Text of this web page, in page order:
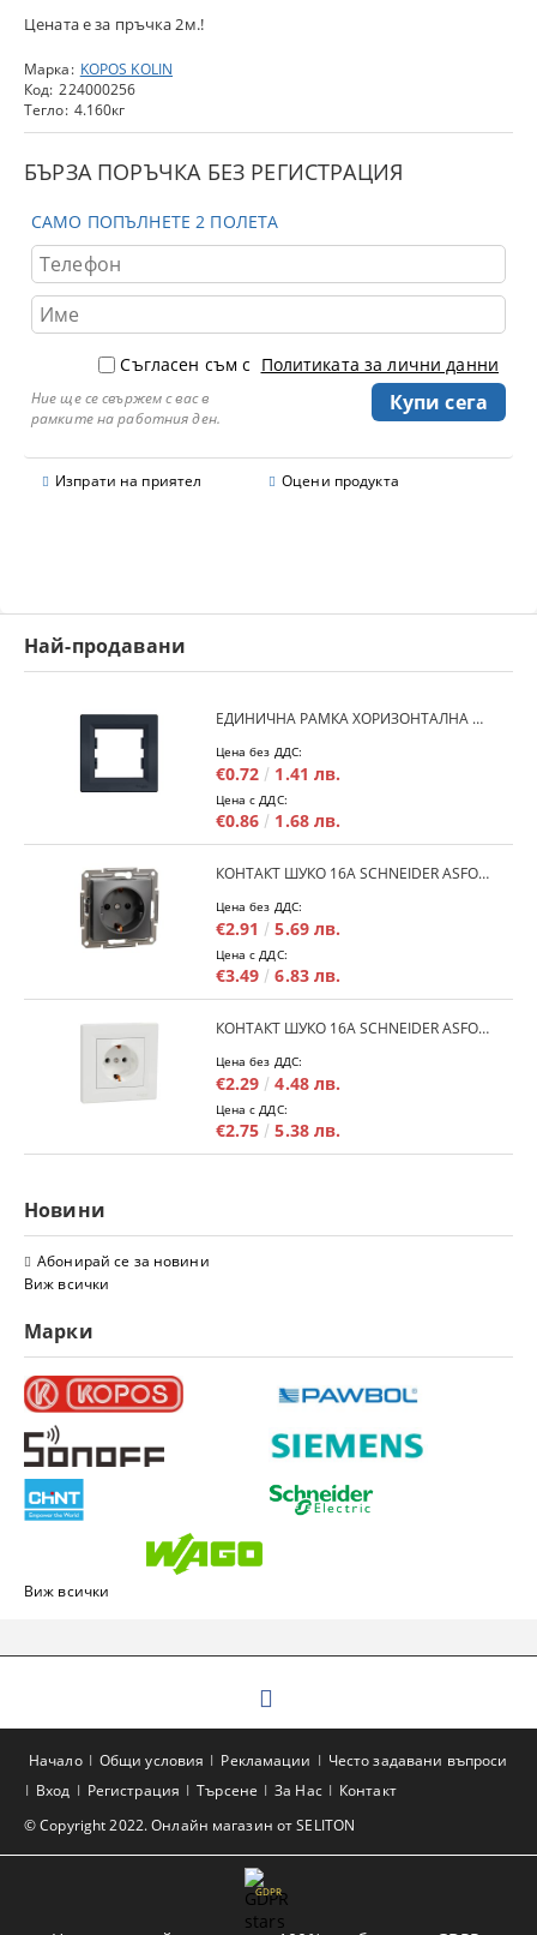
Цената е за пръчка 2м.!
Марка: KOPOS KOLIN
Код: 224000256
Тегло: 4.160кг
БЪРЗА ПОРЪЧКА БЕЗ РЕГИСТРАЦИЯ
САМО ПОПЪЛНЕТЕ 2 ПОЛЕТА
Съгласен съм с Политиката за лични данни
Ние ще се свържем с вас в
рамките на работния ден.
Изпрати на приятел Оцени продукта
Най-продавани
ЕДИНИЧНА РАМКА ХОРИЗОНТАЛНА SCHNEIDER ASFORA EPH5800171 - АНТРАЦИТ
Цена без ДДС:
€0.72 1.41 лв.
Цена с ДДС:
€0.86 1.68 лв.
КОНТАКТ ШУКО 16A SCHNEIDER ASFORA EPH2900171 - АНРАЦИТ
Цена без ДДС:
€2.91 5.69 лв.
Цена с ДДС:
€3.49 6.83 лв.
КОНТАКТ ШУКО 16A SCHNEIDER ASFORA EPH2900121 - БЯЛ
Цена без ДДС:
€2.29 4.48 лв.
Цена с ДДС:
€2.75 5.38 лв.
Новини
Абонирай се за новини
Виж всички
Марки
Виж всички
© Copyright 2022. Онлайн магазин от SELITON
Начало Общи условия Рекламации
Често задавани въпроси
Вход
Регистрация Търсене За Нас Контакт
GDPR